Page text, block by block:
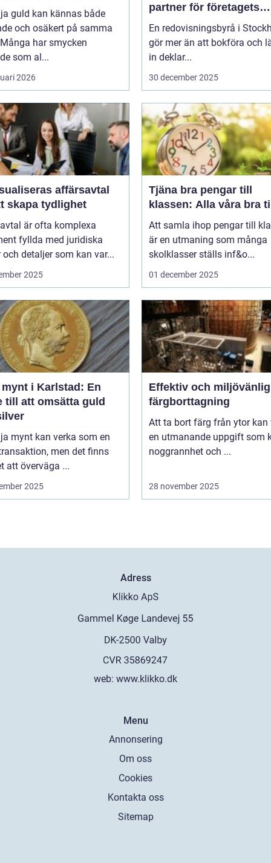
guld kan kännas både
och osäkert på samma
har smycken
som al...
2026
partner för företagets
ekonomi
En redovisningsbyrå i
gör mer än att bokföra och
in deklar...
30 december 2025
affärsavtal
skapa tydlighet
är ofta komplexa
fyllda med juridiska
och detaljer som kan var...
2025
Tjäna bra pengar till
klassen: Alla våra bra
Att samla ihop pengar till
är en utmaning som många
skolklasser ställs inf&o...
01 december 2025
mynt i Karlstad: En
till att omsätta guld
mynt kan verka som en
men det finns
att överväga ...
2025
Effektiv och miljövänlig
färgborttagning
Att ta bort färg från ytor kan
en utmanande uppgift som
noggrannhet och ...
28 november 2025
Adress
web: www.klikko.dk
Menu
Annonsering
Om oss
Cookies
Kontakta oss
Sitemap